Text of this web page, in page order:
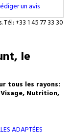
un avis
+33 1 45 77 33 30
le
tous les rayons:
Visage, Nutrition,
ADAPTÉES